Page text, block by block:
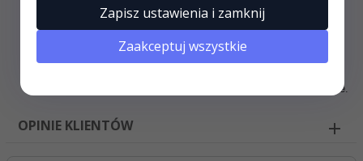
niezdecydowany co do rozmiaru zalecamy po prostu wybrać o
jeden mniejszy niż zwykle.
Instrukcja prania i prasowania.
Pierwsze pranie zalecamy
agresywnych środków piorących. Prasować tylko na lewej stronie.
OPINIE KLIENTÓW
Zapisz ustawienia i zamknij
Zaakceptuj wszystkie